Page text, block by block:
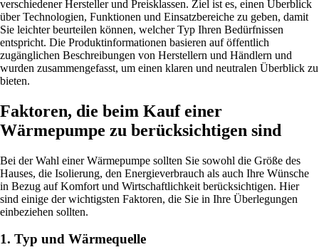
verschiedener Hersteller und Preisklassen. Ziel ist es, einen Überblick
über Technologien, Funktionen und Einsatzbereiche zu geben, damit
Sie leichter beurteilen können, welcher Typ Ihren Bedürfnissen
entspricht. Die Produktinformationen basieren auf öffentlich
zugänglichen Beschreibungen von Herstellern und Händlern und
wurden zusammengefasst, um einen klaren und neutralen Überblick zu
bieten.
Faktoren, die beim Kauf einer
Wärmepumpe zu berücksichtigen sind
Bei der Wahl einer Wärmepumpe sollten Sie sowohl die Größe des
Hauses, die Isolierung, den Energieverbrauch als auch Ihre Wünsche
in Bezug auf Komfort und Wirtschaftlichkeit berücksichtigen. Hier
sind einige der wichtigsten Faktoren, die Sie in Ihre Überlegungen
einbeziehen sollten.
1. Typ und Wärmequelle